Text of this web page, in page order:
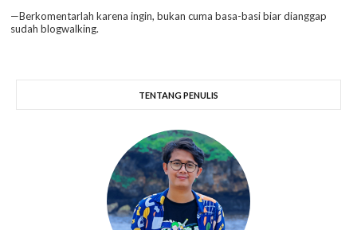
—Berkomentarlah karena ingin, bukan cuma basa-basi biar dianggap
sudah blogwalking.
TENTANG PENULIS